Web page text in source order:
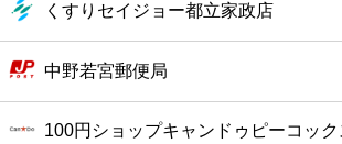
ホテル
くすりセイジョー都立家政店
中野若宮郵便局
100円ショップキャンドゥピーコッ